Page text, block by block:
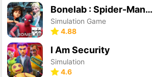
Bonelab : Spider-Man VR
Simulation Game
4.88
I Am Security
Simulation
4.6